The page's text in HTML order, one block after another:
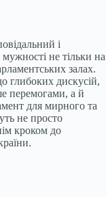
і
не тільки на
залах.
глибоких дискусій,
перемогами, а й
для мирного та
не просто
кроком до